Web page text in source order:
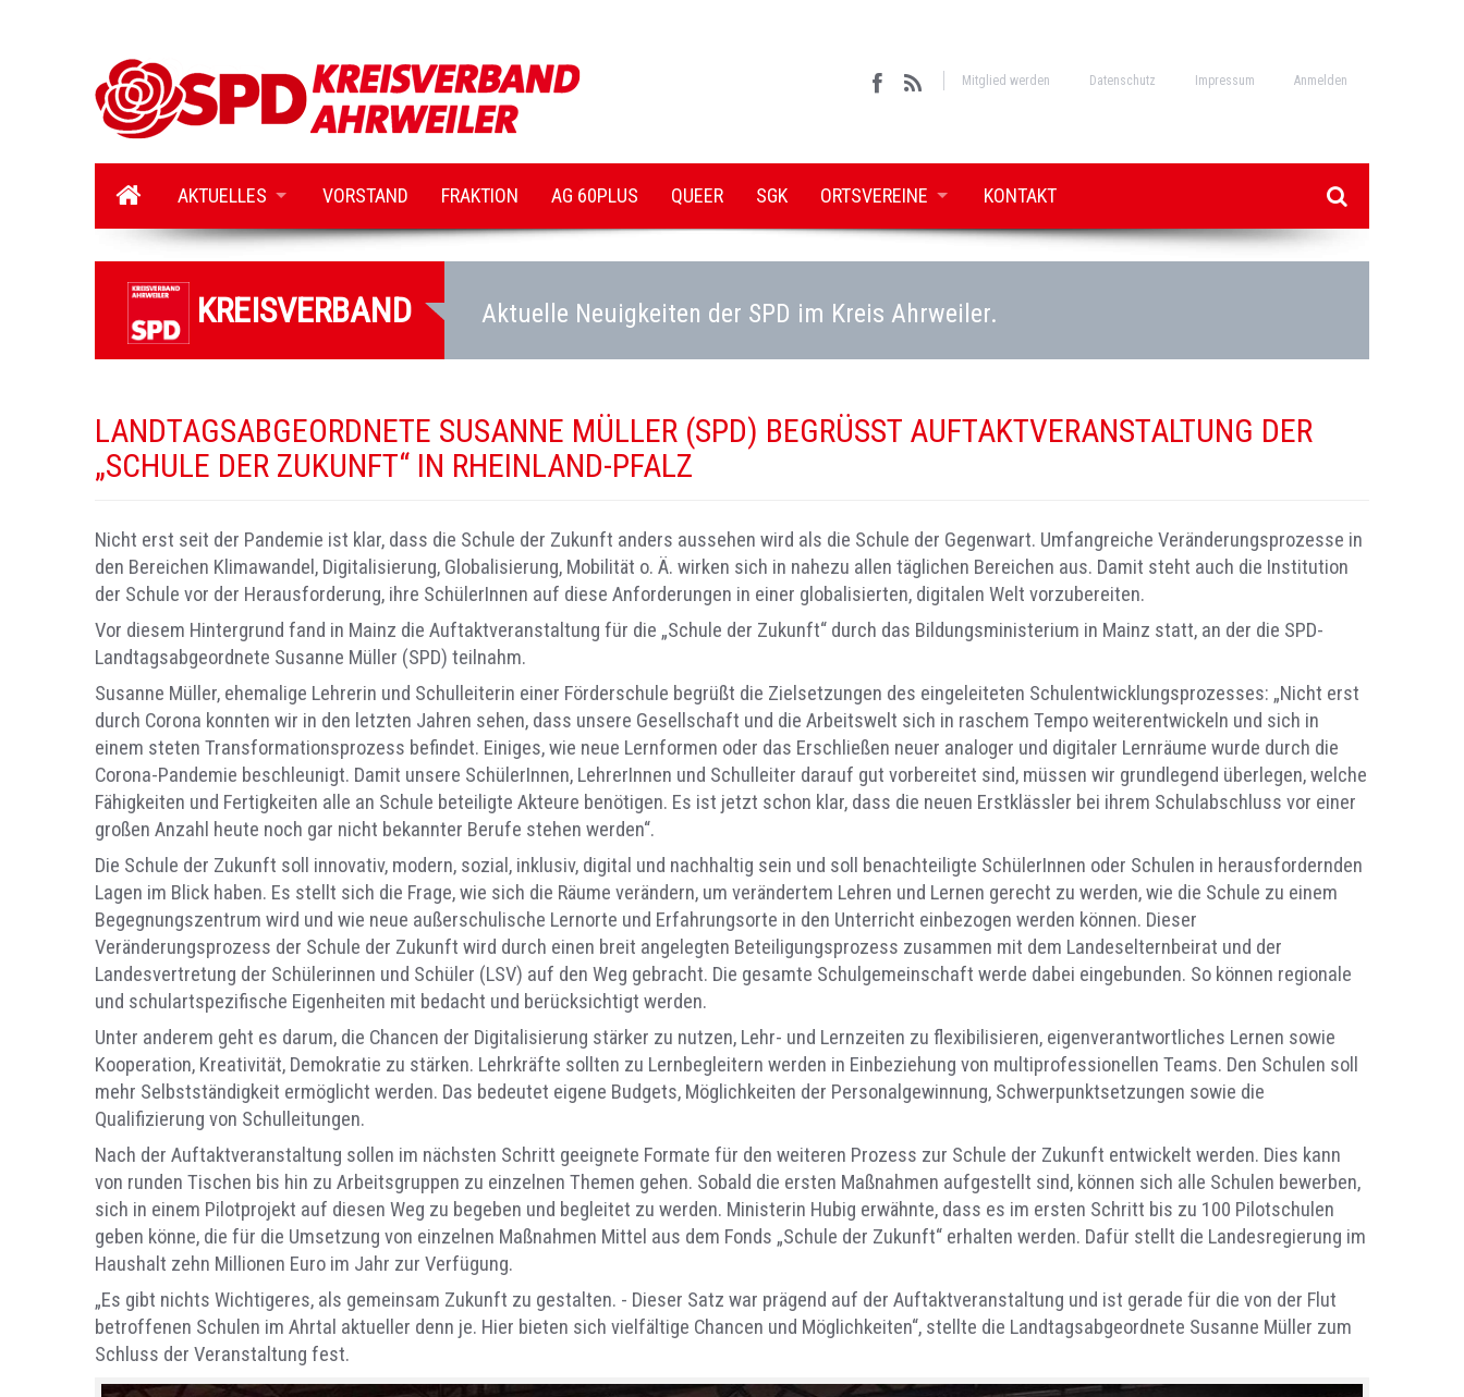
Mitglied werden Datenschutz Impressum Anmelden
AKTUELLES VORSTAND FRAKTION AG 60PLUS QUEER SGK ORTSVEREINE KONTAKT
KREISVERBAND Aktuelle Neuigkeiten der SPD im Kreis Ahrweiler.
LANDTAGSABGEORDNETE SUSANNE MÜLLER (SPD) BEGRÜSST AUFTAKTVERANSTALTUNG DER „
SCHULE DER ZUKUNFT“ IN RHEINLAND-PFALZ
Nicht erst seit der Pandemie ist klar, dass die Schule der Zukunft anders aussehen wird als die Schule der Gegenwart. Umfangreiche Veränderungsprozesse in
den Bereichen Klimawandel, Digitalisierung, Globalisierung, Mobilität o. Ä. wirken sich in nahezu allen täglichen Bereichen aus. Damit steht auch die Institution
der Schule vor der Herausforderung, ihre SchülerInnen auf diese Anforderungen in einer globalisierten, digitalen Welt vorzubereiten.
Vor diesem Hintergrund fand in Mainz die Auftaktveranstaltung für die „Schule der Zukunft“ durch das Bildungsministerium in Mainz statt, an der die SPD-
Landtagsabgeordnete Susanne Müller (SPD) teilnahm.
Susanne Müller, ehemalige Lehrerin und Schulleiterin einer Förderschule begrüßt die Zielsetzungen des eingeleiteten Schulentwicklungsprozesses: „Nicht erst
durch Corona konnten wir in den letzten Jahren sehen, dass unsere Gesellschaft und die Arbeitswelt sich in raschem Tempo weiterentwickeln und sich in
einem steten Transformationsprozess befindet. Einiges, wie neue Lernformen oder das Erschließen neuer analoger und digitaler Lernräume wurde durch die
Corona-Pandemie beschleunigt. Damit unsere SchülerInnen, LehrerInnen und Schulleiter darauf gut vorbereitet sind, müssen wir grundlegend überlegen, welche
Fähigkeiten und Fertigkeiten alle an Schule beteiligte Akteure benötigen. Es ist jetzt schon klar, dass die neuen Erstklässler bei ihrem Schulabschluss vor einer
großen Anzahl heute noch gar nicht bekannter Berufe stehen werden“.
Die Schule der Zukunft soll innovativ, modern, sozial, inklusiv, digital und nachhaltig sein und soll benachteiligte SchülerInnen oder Schulen in herausfordernden
Lagen im Blick haben. Es stellt sich die Frage, wie sich die Räume verändern, um verändertem Lehren und Lernen gerecht zu werden, wie die Schule zu einem
Begegnungszentrum wird und wie neue außerschulische Lernorte und Erfahrungsorte in den Unterricht einbezogen werden können. Dieser
Veränderungsprozess der Schule der Zukunft wird durch einen breit angelegten Beteiligungsprozess zusammen mit dem Landeselternbeirat und der
Landesvertretung der Schülerinnen und Schüler (LSV) auf den Weg gebracht. Die gesamte Schulgemeinschaft werde dabei eingebunden. So können regionale
und schulartspezifische Eigenheiten mit bedacht und berücksichtigt werden.
Unter anderem geht es darum, die Chancen der Digitalisierung stärker zu nutzen, Lehr- und Lernzeiten zu flexibilisieren, eigenverantwortliches Lernen sowie
Kooperation, Kreativität, Demokratie zu stärken. Lehrkräfte sollten zu Lernbegleitern werden in Einbeziehung von multiprofessionellen Teams. Den Schulen soll
mehr Selbstständigkeit ermöglicht werden. Das bedeutet eigene Budgets, Möglichkeiten der Personalgewinnung, Schwerpunktsetzungen sowie die
Qualifizierung von Schulleitungen.
Nach der Auftaktveranstaltung sollen im nächsten Schritt geeignete Formate für den weiteren Prozess zur Schule der Zukunft entwickelt werden. Dies kann
von runden Tischen bis hin zu Arbeitsgruppen zu einzelnen Themen gehen. Sobald die ersten Maßnahmen aufgestellt sind, können sich alle Schulen bewerben,
sich in einem Pilotprojekt auf diesen Weg zu begeben und begleitet zu werden. Ministerin Hubig erwähnte, dass es im ersten Schritt bis zu 100 Pilotschulen
geben könne, die für die Umsetzung von einzelnen Maßnahmen Mittel aus dem Fonds „Schule der Zukunft“ erhalten werden. Dafür stellt die Landesregierung im
Haushalt zehn Millionen Euro im Jahr zur Verfügung.
„Es gibt nichts Wichtigeres, als gemeinsam Zukunft zu gestalten. - Dieser Satz war prägend auf der Auftaktveranstaltung und ist gerade für die von der Flut
betroffenen Schulen im Ahrtal aktueller denn je. Hier bieten sich vielfältige Chancen und Möglichkeiten“, stellte die Landtagsabgeordnete Susanne Müller zum
Schluss der Veranstaltung fest.